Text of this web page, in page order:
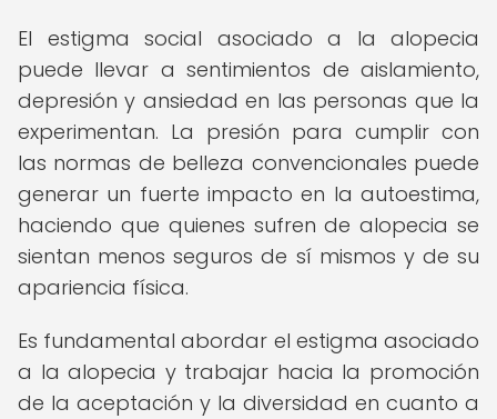
El estigma social asociado a la alopecia
puede llevar a sentimientos de aislamiento,
depresión y ansiedad en las personas que la
experimentan. La presión para cumplir con
las normas de belleza convencionales puede
generar un fuerte impacto en la autoestima,
haciendo que quienes sufren de alopecia se
sientan menos seguros de sí mismos y de su
apariencia física.
Es fundamental abordar el estigma asociado
a la alopecia y trabajar hacia la promoción
de la aceptación y la diversidad en cuanto a